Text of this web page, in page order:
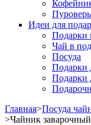
Идеи для
Подарки
Чай в
Посуда
Подарки
Подарки
Главная>Посуда
>Чайник